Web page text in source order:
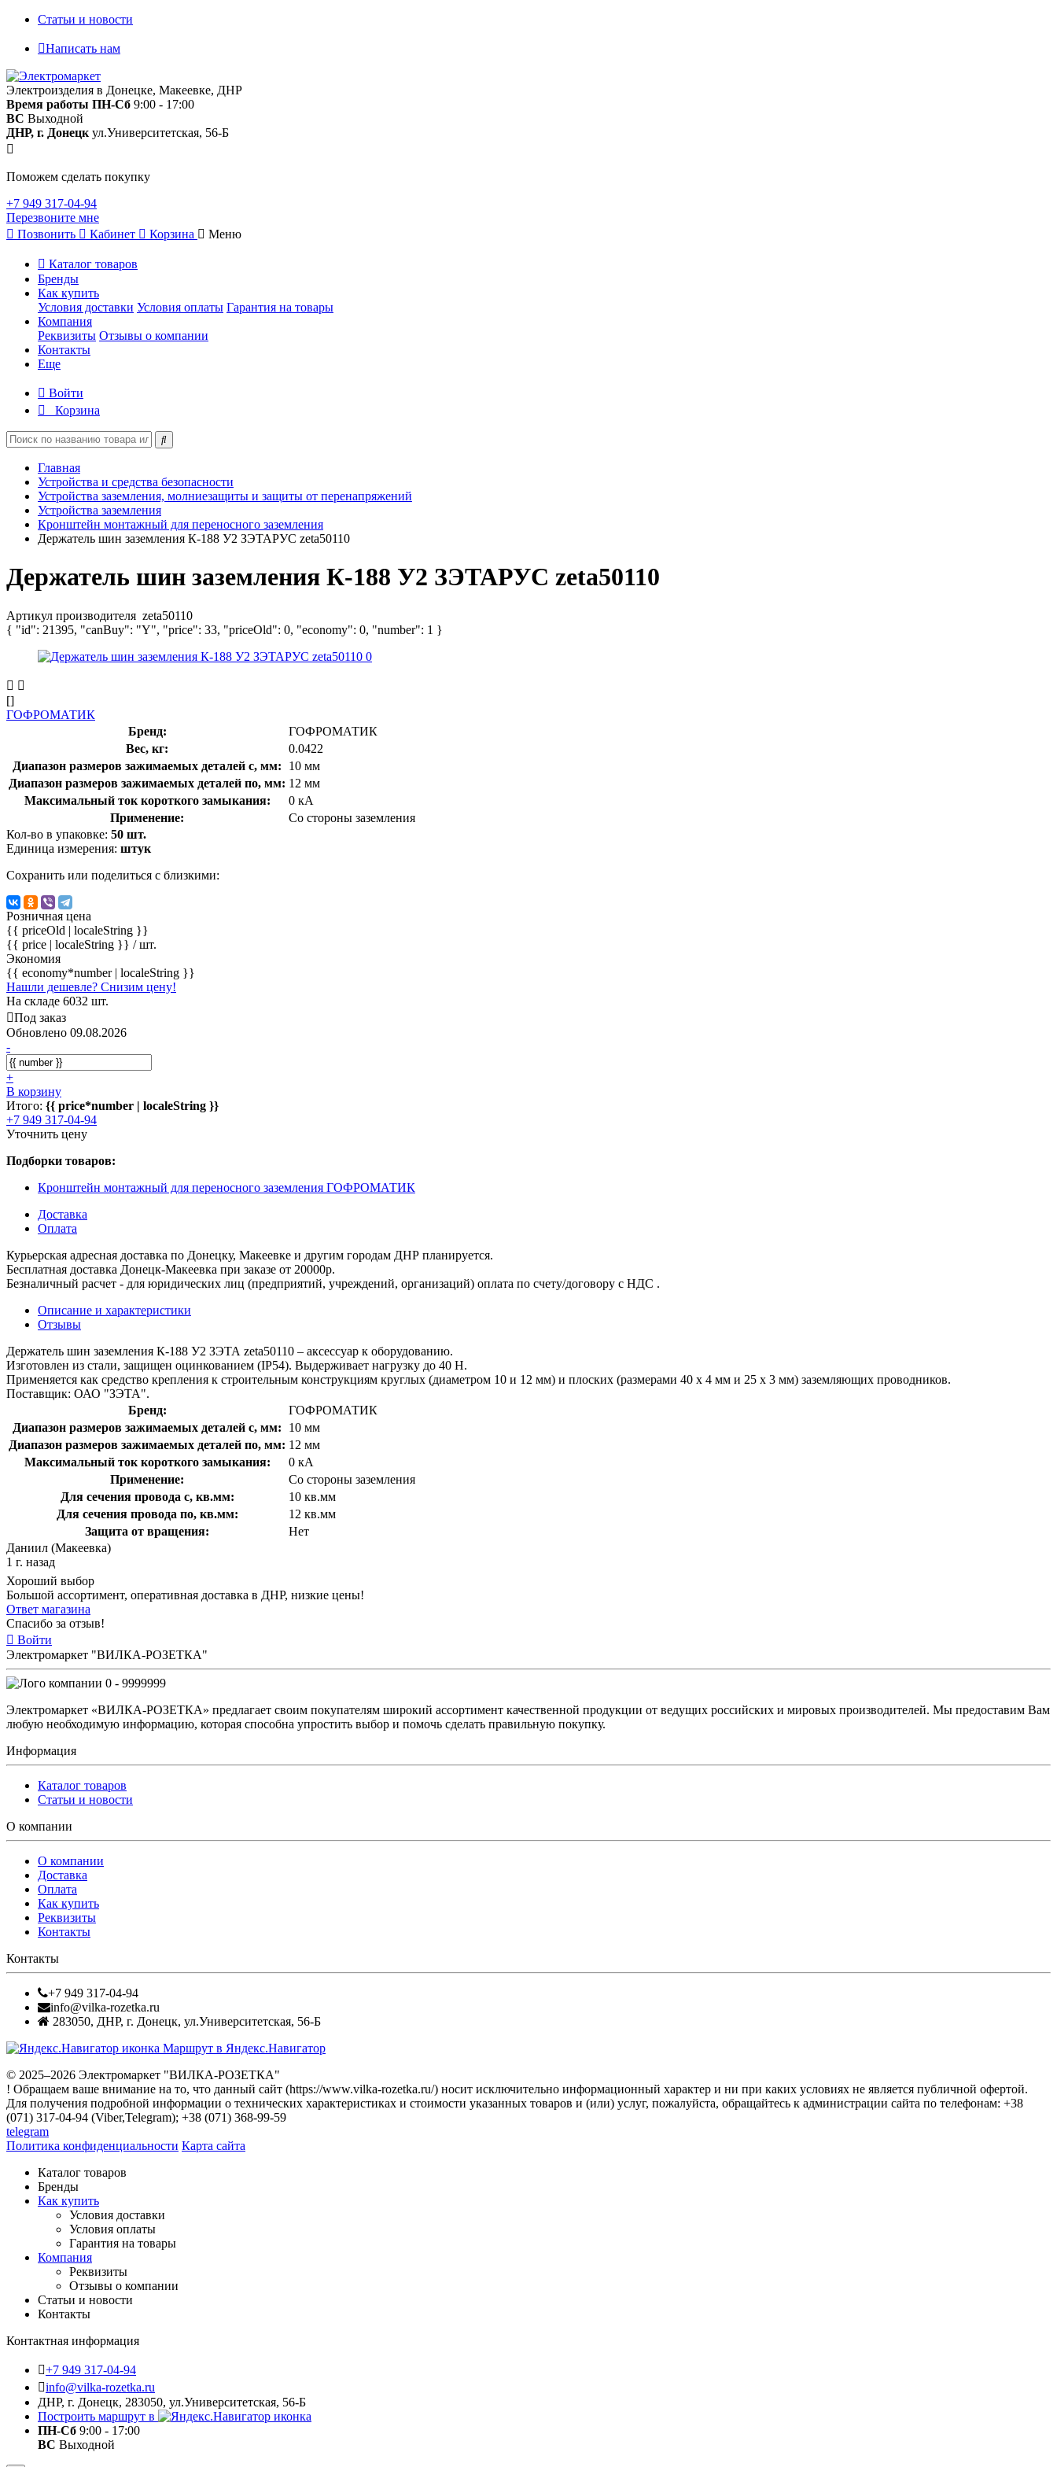
Статьи и новости
Написать нам
Электроизделия в Донецке, Макеевке, ДНР
Время работы ПН-Сб 9:00 - 17:00
ВС Выходной
ДНР, г. Донецк ул.Университетская, 56-Б
Поможем сделать покупку
+7 949 317-04-94
Перезвоните мне
Позвонить
Кабинет Корзина Меню
Каталог товаров
Бренды
Как купить
Условия доставки Условия оплаты Гарантия на товары
Компания
Реквизиты Отзывы о компании
Контакты
Еще
Войти
Корзина
Главная
Устройства и средства безопасности
Устройства заземления, молниезащиты и защиты от перенапряжений
Устройства заземления
Кронштейн монтажный для переносного заземления
Держатель шин заземления К-188 У2 ЗЭТАРУС zeta50110
Держатель шин заземления К-188 У2 ЗЭТАРУС zeta50110
Артикул производителя zeta50110
{ "id": 21395, "canBuy": "Y", "price": 33, "priceOld": 0, "economy": 0, "number": 1 }
[]
ГОФРОМАТИК
Бренд:
ГОФРОМАТИК
Вес, кг:
0.0422
Диапазон размеров зажимаемых деталей с, мм:
10 мм
Диапазон размеров зажимаемых деталей по, мм: 12 мм
Максимальный ток короткого замыкания:
0 кА
Применение:
Со стороны заземления
Кол-во в упаковке: 50 шт.
Единица измерения: штук
Сохранить или поделиться с близкими:
Розничная цена
{{ priceOld | localeString }}
{{ price | localeString }} / шт.
Экономия
{{ economy*number | localeString }}
Нашли дешевле? Снизим цену!
На складе 6032 шт.
Под заказ
Обновлено 09.08.2026
-
+
В корзину
Итого: {{ price*number | localeString }}
+7 949 317-04-94
Уточнить цену
Подборки товаров:
Кронштейн монтажный для переносного заземления ГОФРОМАТИК
Доставка
Оплата
Курьерская адресная доставка по Донецку, Макеевке и другим городам ДНР планируется.
Бесплатная доставка Донецк-Макеевка при заказе от 20000р.
Безналичный расчет - для юридических лиц (предприятий, учреждений, организаций) оплата по счету/договору с НДС .
Описание и характеристики
Отзывы
Держатель шин заземления К-188 У2 ЗЭТА zeta50110 – аксессуар к оборудованию.
Изготовлен из стали, защищен оцинкованием (IP54). Выдерживает нагрузку до 40 Н.
Применяется как средство крепления к строительным конструкциям круглых (диаметром 10 и 12 мм) и плоских (размерами 40 x 4 мм и 25 x 3 мм) заземляющих проводников.
Поставщик: ОАО "ЗЭТА".
Бренд:
ГОФРОМАТИК
Диапазон размеров зажимаемых деталей с, мм:
10 мм
Диапазон размеров зажимаемых деталей по, мм: 12 мм
Максимальный ток короткого замыкания:
0 кА
Применение:
Со стороны заземления
Для сечения провода с, кв.мм:
10 кв.мм
Для сечения провода по, кв.мм:
12 кв.мм
Защита от вращения:
Нет
Даниил (Макеевка)
1 г. назад
Хороший выбор
Большой ассортимент, оперативная доставка в ДНР, низкие цены!
Ответ магазина
Спасибо за отзыв!
Войти
Электромаркет "ВИЛКА-РОЗЕТКА"
0 - 9999999
Электромаркет «ВИЛКА-РОЗЕТКА» предлагает своим покупателям широкий ассортимент качественной продукции от ведущих российских и мировых производителей. Мы предоставим Вам
любую необходимую информацию, которая способна упростить выбор и помочь сделать правильную покупку.
Информация
Каталог товаров
Статьи и новости
О компании
О компании
Доставка
Оплата
Как купить
Реквизиты
Контакты
Контакты
+7 949 317-04-94
info@vilka-rozetka.ru
283050, ДНР, г. Донецк, ул.Университетская, 56-Б
Маршрут в Яндекс.Навигатор
© 2025–2026 Электромаркет "ВИЛКА-РОЗЕТКА"
! Обращаем ваше внимание на то, что данный сайт (https://www.vilka-rozetka.ru/) носит исключительно информационный характер и ни при каких условиях не является публичной офертой.
Для получения подробной информации о технических характеристиках и стоимости указанных товаров и (или) услуг, пожалуйста, обращайтесь к администрации сайта по телефонам: +38
(071) 317-04-94 (Viber,Telegram); +38 (071) 368-99-59
telegram
Политика конфиденциальности Карта сайта
Каталог товаров
Бренды
Как купить
Условия доставки
Условия оплаты
Гарантия на товары
Компания
Реквизиты
Отзывы о компании
Статьи и новости
Контакты
Контактная информация
+7 949 317-04-94
info@vilka-rozetka.ru
ДНР, г. Донецк, 283050, ул.Университетская, 56-Б
Построить маршрут в
ПН-Сб 9:00 - 17:00
ВС Выходной